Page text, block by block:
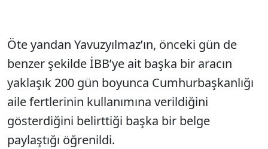
Öte yandan Yavuzyılmaz’ın, önceki gün de
benzer şekilde İBB’ye ait başka bir aracın
yaklaşık 200 gün boyunca Cumhurbaşkanlığı
aile fertlerinin kullanımına verildiğini
gösterdiğini belirttiği başka bir belge
paylaştığı öğrenildi.